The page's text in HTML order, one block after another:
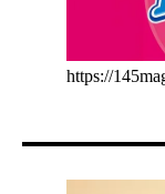
https://